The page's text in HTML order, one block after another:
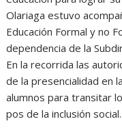
Olariaga estuvo
Educación Formal y no
dependencia de la
En la recorrida las
de la presencialidad en
alumnos para transitar
pos de la inclusión social.